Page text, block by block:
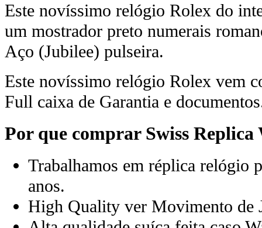
Este novíssimo relógio Rolex do
um mostrador preto numerais
Aço (Jubilee) pulseira.
Este novíssimo relógio Rolex vem
Full caixa de Garantia e
Por que comprar Swiss Replica
Trabalhamos em réplica relógio
anos.
High Quality ver Movimento de